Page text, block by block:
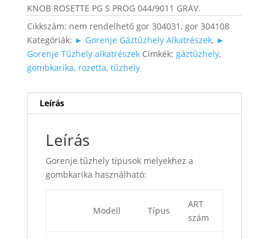
KNOB ROSETTE PG S PROG 044/9011 GRAV.
Cikkszám: nem rendelhető gor 304031, gor 304108
Kategóriák: ► Gorenje Gáztűzhely Alkatrészek, ►
Gorenje Tűzhely alkatrészek Címkék: gáztűzhely,
gombkarika, rozetta, tűzhely
Leírás
Leírás
Gorenje tűzhely típusok melyekhez a
gombkarika használható:
Modell Típus
ART
szám